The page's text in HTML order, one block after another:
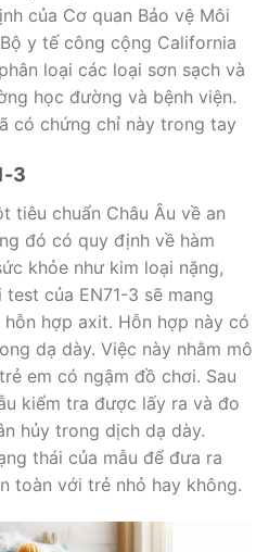
của Cơ quan Bảo vệ Môi
y tế công cộng California
loại các loại sơn sạch và
học đường và bệnh viện.
có chứng chỉ này trong tay
3
tiêu chuẩn Châu Âu về an
đó có quy định về hàm
khỏe như kim loại nặng,
của EN71-3 sẽ mang
hợp axit. Hỗn hợp này có
dạ dày. Việc này nhằm mô
em có ngậm đồ chơi. Sau
kiểm tra được lấy ra và đo
hủy trong dịch dạ dày.
thái của mẫu để đưa ra
toàn với trẻ nhỏ hay không.